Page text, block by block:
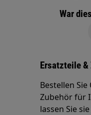
War
Ersatzteile &
Bestellen
Zubehör für
lassen Sie